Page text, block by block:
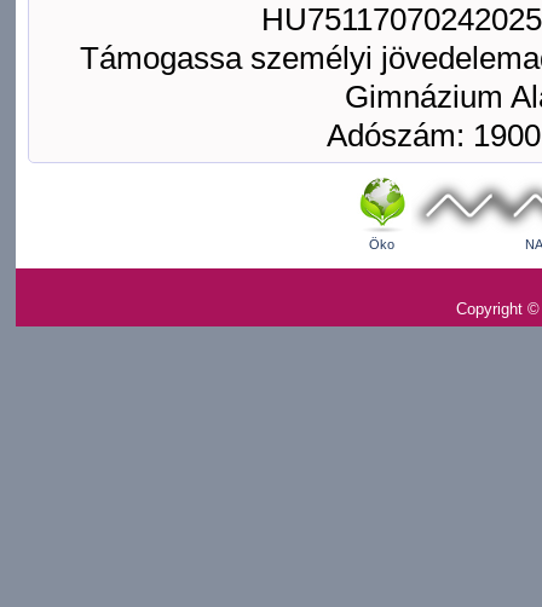
Támogassa személyi
Gimnázium
Adószám:
Öko
Copyright